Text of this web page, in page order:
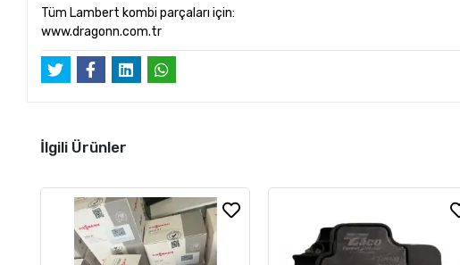
Tüm Lambert kombi parçaları için:
www.dragonn.com.tr
İlgili Ürünler